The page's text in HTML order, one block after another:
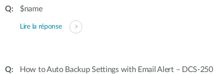
$name
Lire la réponse
How to Auto Backup Settings with Email Alert – DCS-250